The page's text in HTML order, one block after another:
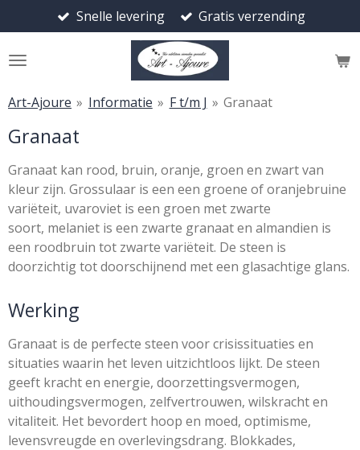
direct
naar
Snelle levering Gratis verzending
Art-Ajoure » Informatie » F t/m J » Granaat
Granaat
Granaat kan rood, bruin, oranje, groen en zwart van
kleur zijn. Grossulaar is een een groene of oranjebruine
variëteit, uvaroviet is een groen met zwarte
soort, melaniet is een zwarte granaat en almandien is
een roodbruin tot zwarte variëteit. De steen is
doorzichtig tot doorschijnend met een glasachtige glans.
Werking
Granaat is de perfecte steen voor crisissituaties en
situaties waarin het leven uitzichtloos lijkt. De steen
geeft kracht en energie, doorzettingsvermogen,
uithoudingsvermogen, zelfvertrouwen, wilskracht en
vitaliteit. Het bevordert hoop en moed, optimisme,
levensvreugde en overlevingsdrang. Blokkades,